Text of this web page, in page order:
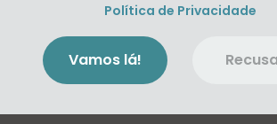
Política de Privacidade
Vamos lá!
SIDECHAIN EQ avançado e